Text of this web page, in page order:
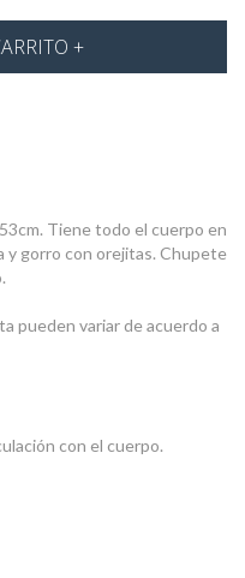
Tiene todo el cuerpo en
y gorro con orejitas. Chupete
pueden variar de acuerdo a
con el cuerpo.